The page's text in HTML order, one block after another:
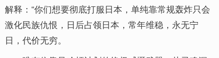
解释：“你们想要彻底打服日本，单纯靠常规轰炸只会
激化民族仇恨，日后占领日本，常年维稳，永无宁
日，代价无穷。